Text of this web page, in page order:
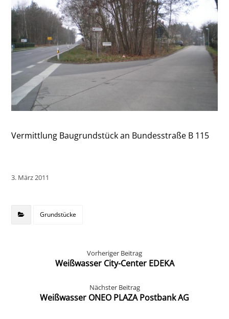
Vermittlung Baugrundstück an Bundesstraße B 115
3. März 2011
Grundstücke
Vorheriger Beitrag
Weißwasser City-Center EDEKA
Nächster Beitrag
Weißwasser ONEO PLAZA Postbank AG